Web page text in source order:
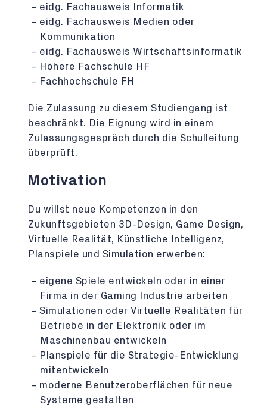
eidg. Fachausweis Informatik
eidg. Fachausweis Medien oder
Kommunikation
eidg. Fachausweis Wirtschaftsinformatik
Höhere Fachschule HF
Fachhochschule FH
Die Zulassung zu diesem Studiengang ist
beschränkt. Die Eignung wird in einem
Zulassungsgespräch durch die Schulleitung
überprüft.
Motivation
Du willst neue Kompetenzen in den
Zukunftsgebieten 3D-Design, Game Design,
Virtuelle Realität, Künstliche Intelligenz,
Planspiele und Simulation erwerben:
eigene Spiele entwickeln oder in einer
Firma in der Gaming Industrie arbeiten
Simulationen oder Virtuelle Realitäten für
Betriebe in der Elektronik oder im
Maschinenbau entwickeln
Planspiele für die Strategie-Entwicklung
mitentwickeln
moderne Benutzeroberflächen für neue
Systeme gestalten